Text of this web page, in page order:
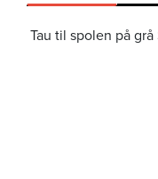
Tau til spolen på